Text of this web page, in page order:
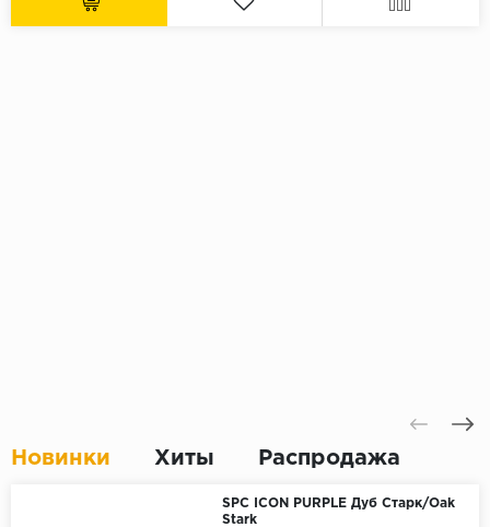
Новинки Хиты Распродажа
SPC ICON PURPLE Дуб Старк/Oak
Stark